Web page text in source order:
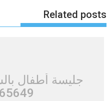
Related posts
جليسة أطفال